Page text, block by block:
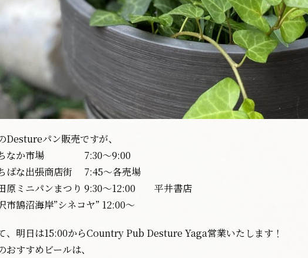
Destureパン販売ですが、
なか市場 7:30〜9:00
ばな出張商店街 7:45〜各売場
原ミニパンまつり 9:30〜12:00 平井書店
市鵠沼海岸”シネコヤ” 12:00〜
、明日は15:00からCountry Pub Desture Yaga営業いたします！
おすすめビールは、